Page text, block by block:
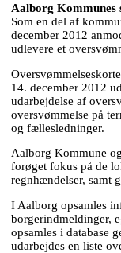
Aalborg
Som en del af
december 2012
udlevere et
14. december 2012
udarbejdelse af
oversvømmelse på
og fællesledninger.
Aalborg Kommune
forøget fokus på de
regnhændelser, samt
I Aalborg opsamles
borgerindmeldinger,
opsamles i database
udarbejdes en liste